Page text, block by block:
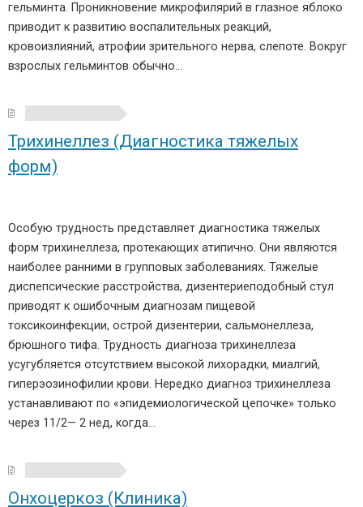
гельминта. Проникновение микрофилярий в глазное яблоко
приводит к развитию воспалительных реакций,
кровоизлияний, атрофии зрительного нерва, слепоте. Вокруг
взрослых гельминтов обычно…
Трихинеллез (Диагностика тяжелых
форм)
Особую трудность представляет диагностика тяжелых
форм трихинеллеза, протекающих атипично. Они являются
наиболее ранними в групповых заболеваниях. Тяжелые
диспепсические расстройства, дизентериеподобный стул
приводят к ошибочным диагнозам пищевой
токсикоинфекции, острой дизентерии, сальмонеллеза,
брюшного тифа. Трудность диагноза трихинеллеза
усугубляется отсутствием высокой лихорадки, миалгий,
гиперэозинофилии крови. Нередко диагноз трихинеллеза
устанавливают по «эпидемиологической цепочке» только
через 11/2— 2 нед, когда…
Онхоцеркоз (Клиника)